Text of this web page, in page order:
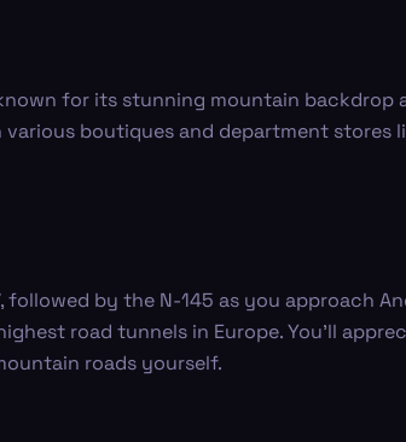
for its stunning mountain
boutiques and department stores
followed by the N-145 as you approach
road tunnels in Europe. You’ll
roads yourself.